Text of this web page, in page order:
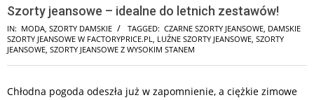
Szorty jeansowe – idealne do letnich zestawów!
IN: MODA SZORTY DAMSKIE TAGGED: CZARNE SZORTY JEANSOWE DAMSKIE
SZORTY JEANSOWE W FACTORYPRICE.PL
LUŹNE SZORTY JEANSOWE SZORTY
JEANSOWE SZORTY JEANSOWE Z WYSOKIM STANEM
Chłodna pogoda odeszła już w zapomnienie, a ciężkie zimowe